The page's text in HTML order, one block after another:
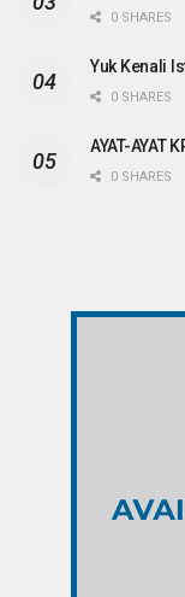
0 SHARES
Yuk Kenali
0 SHARES
AYAT-AYAT
0 SHARES